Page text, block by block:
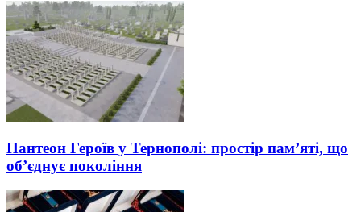
Пантеон Героїв у Тернополі: простір пам’яті, що
об’єднує покоління